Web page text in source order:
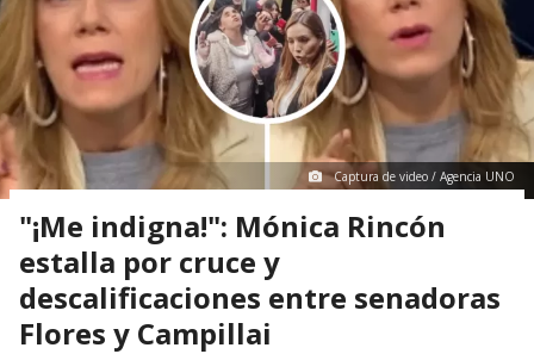
Captura de video / Agencia UNO
"¡Me indigna!": Mónica Rincón
estalla por cruce y
descalificaciones entre senadoras
Flores y Campillai